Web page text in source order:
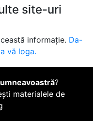
site-uri
informație. Da-
vă loga.
?
materialele de